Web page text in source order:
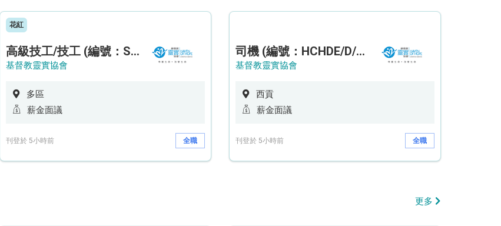
花紅
高級技工/技工 (編號：SSO/FM/A/CTE)
基督教靈實協會
多區
薪金面議
刊登於 5小時前 全職
司機 (編號：HCHDE/D/CTE)
基督教靈實協會
西貢
薪金面議
刊登於 5小時前 全職
更多